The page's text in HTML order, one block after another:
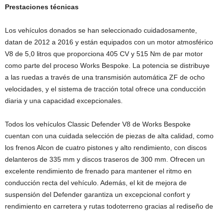
Prestaciones técnicas
Los vehículos donados se han seleccionado cuidadosamente,
datan de 2012 a 2016 y están equipados con un motor atmosférico
V8 de 5,0 litros que proporciona 405 CV y 515 Nm de par motor
como parte del proceso Works Bespoke. La potencia se distribuye
a las ruedas a través de una transmisión automática ZF de ocho
velocidades, y el sistema de tracción total ofrece una conducción
diaria y una capacidad excepcionales.
Todos los vehículos Classic Defender V8 de Works Bespoke
cuentan con una cuidada selección de piezas de alta calidad, como
los frenos Alcon de cuatro pistones y alto rendimiento, con discos
delanteros de 335 mm y discos traseros de 300 mm. Ofrecen un
excelente rendimiento de frenado para mantener el ritmo en
conducción recta del vehículo. Además, el kit de mejora de
suspensión del Defender garantiza un excepcional confort y
rendimiento en carretera y rutas todoterreno gracias al rediseño de